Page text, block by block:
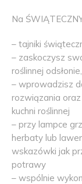
Na
– tajniki
– zaskoczysz
roślinnej odsłonie,
– wprowadzisz
rozwiązania
kuchni roślinnej
– przy lampce
herbaty lub
wskazówki jak
potrawy
– wspólnie